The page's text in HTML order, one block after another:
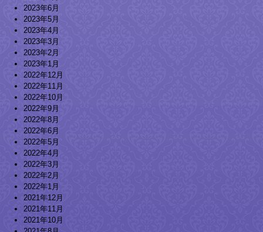
2023年6月
2023年5月
2023年4月
2023年3月
2023年2月
2023年1月
2022年12月
2022年11月
2022年10月
2022年9月
2022年8月
2022年6月
2022年5月
2022年4月
2022年3月
2022年2月
2022年1月
2021年12月
2021年11月
2021年10月